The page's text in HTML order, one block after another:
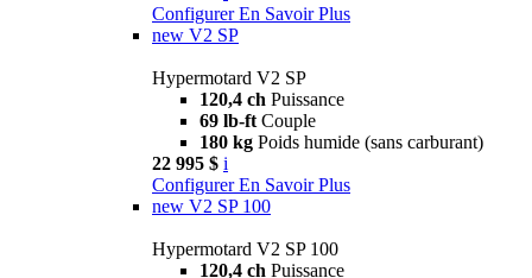
Configurer En Savoir Plus
new V2 SP
Hypermotard V2 SP
120,4 ch Puissance
69 lb-ft Couple
180 kg Poids humide (sans carburant)
22 995 $ i
Configurer En Savoir Plus
new V2 SP 100
Hypermotard V2 SP 100
120,4 ch Puissance